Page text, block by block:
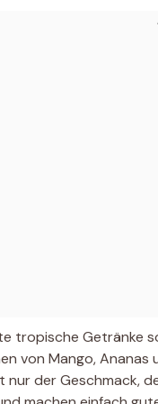
tropische Getränke
von Mango,
nur der Geschmack,